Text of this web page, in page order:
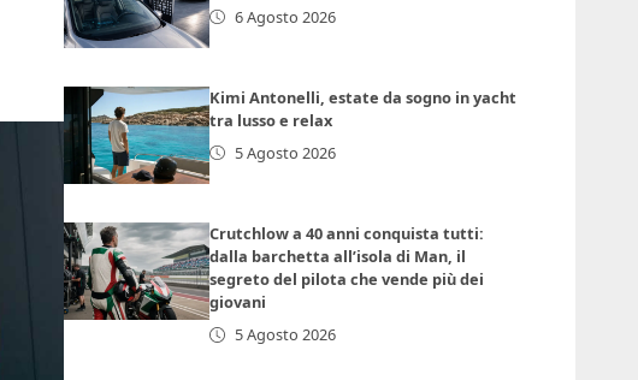
6 Agosto 2026
Kimi Antonelli, estate da sogno in yacht
tra lusso e relax
5 Agosto 2026
Crutchlow a 40 anni conquista tutti:
dalla barchetta all’isola di Man, il
segreto del pilota che vende più dei
giovani
5 Agosto 2026